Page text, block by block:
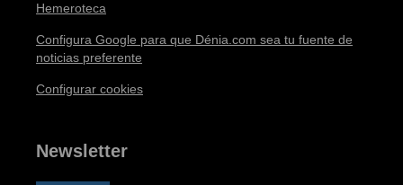
Hemeroteca
Configura Google para que Dénia.com sea tu fuente de
noticias preferente
Configurar cookies
Newsletter